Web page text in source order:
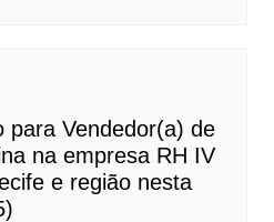
para Vendedor(a) de
na empresa RH IV
e região nesta